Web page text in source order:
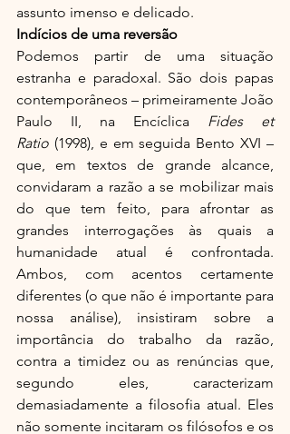
assunto imenso e delicado.
Indícios de uma reversão
Podemos partir de uma situação
estranha e paradoxal. São dois papas
contemporâneos – primeiramente João
Paulo II, na Encíclica Fides et
Ratio (1998), e em seguida Bento XVI –
que, em textos de grande alcance,
convidaram a razão a se mobilizar mais
do que tem feito, para afrontar as
grandes interrogações às quais a
humanidade atual é confrontada.
Ambos, com acentos certamente
diferentes (o que não é importante para
nossa análise), insistiram sobre a
importância do trabalho da razão,
contra a timidez ou as renúncias que,
segundo eles, caracterizam
demasiadamente a filosofia atual. Eles
não somente incitaram os filósofos e os